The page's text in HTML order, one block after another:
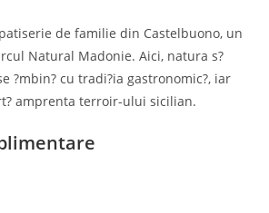
de familie din Castelbuono, un
Natural Madonie. Aici, natura s?
?mbin? cu tradi?ia gastronomic?, iar
amprenta terroir-ului sicilian.